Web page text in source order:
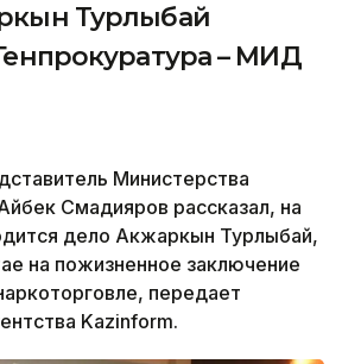
Турлыбай
– МИД
Министерства
Смадияров рассказал, на
дело Акжаркын Турлыбай,
на пожизненное заключение
передает
Kazinform.